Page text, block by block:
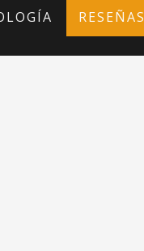
RESEÑAS